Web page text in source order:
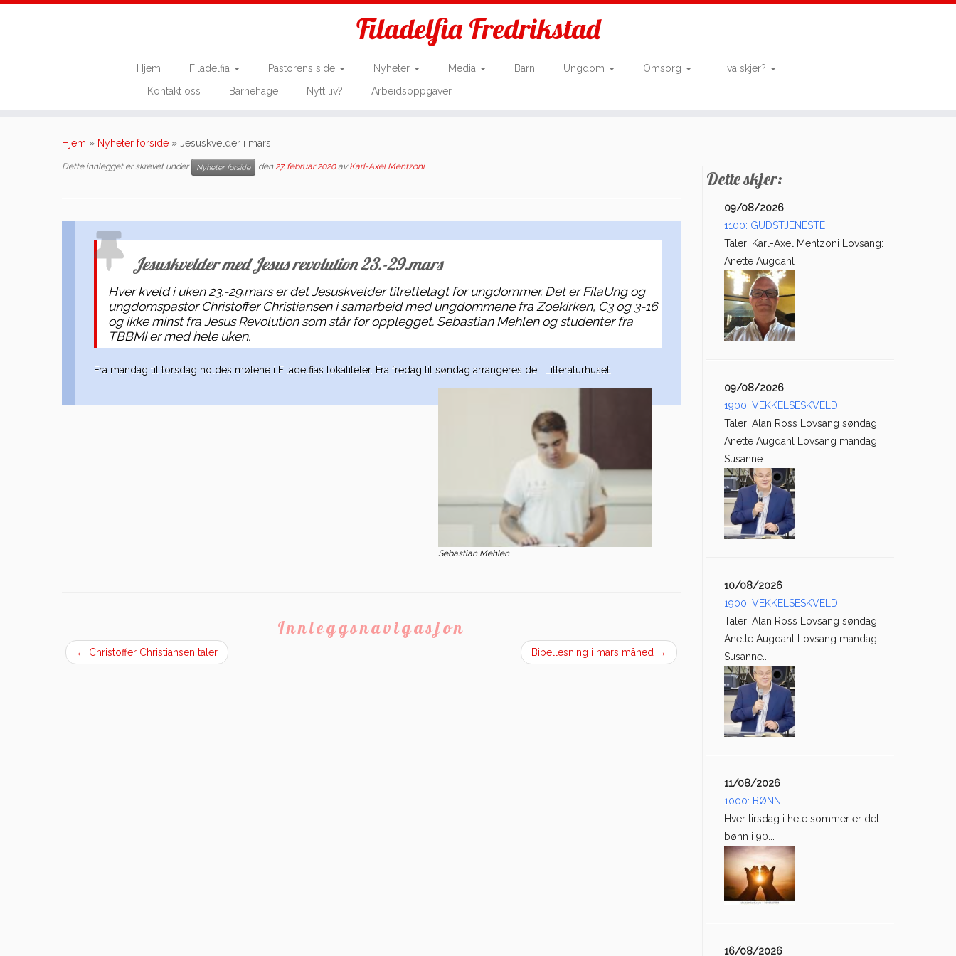
Filadelfia Fredrikstad
Hjem Filadelfia Pastorens side Nyheter Media Barn Ungdom Omsorg
Hva skjer?
Kontakt oss
Barnehage Nytt liv? Arbeidsoppgaver
Hjem » Nyheter forside » Jesuskvelder i mars
Dette innlegget er skrevet under Nyheter forside den27. februar 2020 avKarl-Axel Mentzoni
Jesuskvelder med Jesus revolution 23.-29.mars
Hver kveld i uken 23.-29.mars er det Jesuskvelder tilrettelagt for ungdommer. Det er FilaUng og
ungdomspastor Christoffer Christiansen i samarbeid med ungdommene fra Zoekirken, C3 og 3-16
og ikke minst fra Jesus Revolution som står for opplegget. Sebastian Mehlen og studenter fra
TBBMI er med hele uken.
Fra mandag til torsdag holdes møtene i Filadelfias lokaliteter. Fra fredag til søndag arrangeres de i Litteraturhuset.
Sebastian Mehlen
Innleggsnavigasjon
← Christoffer Christiansen taler Bibellesning i mars måned →
Dette skjer:
09/08/2026
1100: GUDSTJENESTE
Taler: Karl-Axel Mentzoni Lovsang:
Anette Augdahl
09/08/2026
1900: VEKKELSESKVELD
Taler: Alan Ross Lovsang søndag:
Anette Augdahl Lovsang mandag:
Susanne...
10/08/2026
1900: VEKKELSESKVELD
Taler: Alan Ross Lovsang søndag:
Anette Augdahl Lovsang mandag:
Susanne...
11/08/2026
1000: BØNN
Hver tirsdag i hele sommer er det
bønn i 90...
16/08/2026